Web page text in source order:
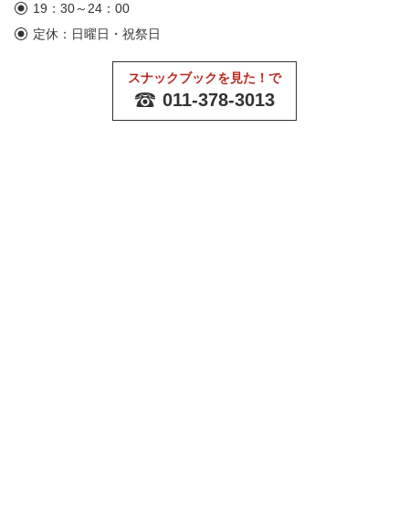
19：30～24：00
定休：日曜日・祝祭日
スナックブックを見た！で
011-378-3013